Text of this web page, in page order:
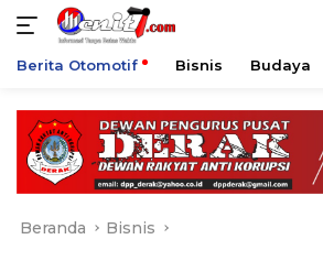
konten
Berita Otomotif Bisnis Budaya
Beranda Bisnis